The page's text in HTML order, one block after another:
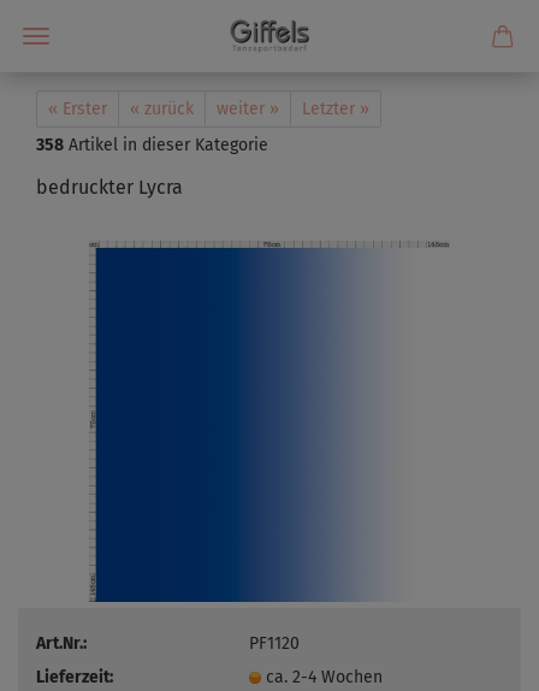
« Erster « zurück weiter »
Letzter »
358 Artikel in dieser Kategorie
bedruckter Lycra
Art.Nr.:
PF1120
Lieferzeit:
ca. 2-4 Wochen